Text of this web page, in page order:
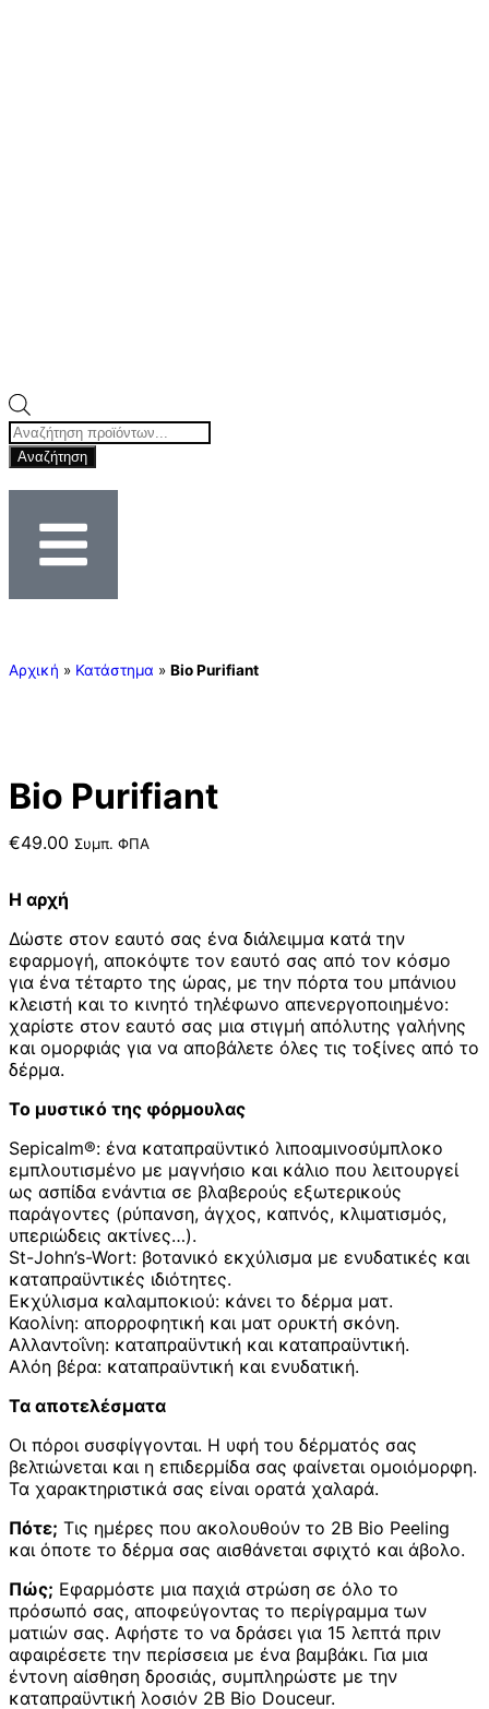
Αναζήτηση
Αρχική » Κατάστημα » Bio Purifiant
Bio Purifiant
€49.00 Συμπ. ΦΠΑ
Η αρχή
Δώστε στον εαυτό σας ένα διάλειμμα κατά την
εφαρμογή, αποκόψτε τον εαυτό σας από τον κόσμο
για ένα τέταρτο της ώρας, με την πόρτα του μπάνιου
κλειστή και το κινητό τηλέφωνο απενεργοποιημένο:
χαρίστε στον εαυτό σας μια στιγμή απόλυτης γαλήνης
και ομορφιάς για να αποβάλετε όλες τις τοξίνες από το
δέρμα.
Το μυστικό της φόρμουλας
Sepicalm®: ένα καταπραϋντικό λιποαμινοσύμπλοκο
εμπλουτισμένο με μαγνήσιο και κάλιο που λειτουργεί
ως ασπίδα ενάντια σε βλαβερούς εξωτερικούς
παράγοντες (ρύπανση, άγχος, καπνός, κλιματισμός,
υπεριώδεις ακτίνες…).
St-John’s-Wort: βοτανικό εκχύλισμα με ενυδατικές και
καταπραϋντικές ιδιότητες.
Εκχύλισμα καλαμποκιού: κάνει το δέρμα ματ.
Καολίνη: απορροφητική και ματ ορυκτή σκόνη.
Αλλαντοΐνη: καταπραϋντική και καταπραϋντική.
Αλόη βέρα: καταπραϋντική και ενυδατική.
Τα αποτελέσματα
Οι πόροι συσφίγγονται. Η υφή του δέρματός σας
βελτιώνεται και η επιδερμίδα σας φαίνεται ομοιόμορφη.
Τα χαρακτηριστικά σας είναι ορατά χαλαρά.
Πότε; Τις ημέρες που ακολουθούν το 2B Bio Peeling
και όποτε το δέρμα σας αισθάνεται σφιχτό και άβολο.
Πώς; Εφαρμόστε μια παχιά στρώση σε όλο το
πρόσωπό σας, αποφεύγοντας το περίγραμμα των
ματιών σας. Αφήστε το να δράσει για 15 λεπτά πριν
αφαιρέσετε την περίσσεια με ένα βαμβάκι. Για μια
έντονη αίσθηση δροσιάς, συμπληρώστε με την
καταπραϋντική λοσιόν 2B Bio Douceur.